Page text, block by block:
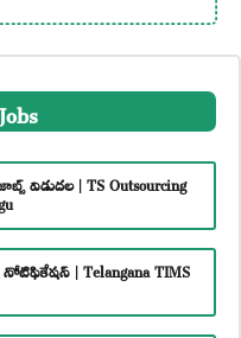
విడుదల | TS Outsourcing
| Telangana TIMS